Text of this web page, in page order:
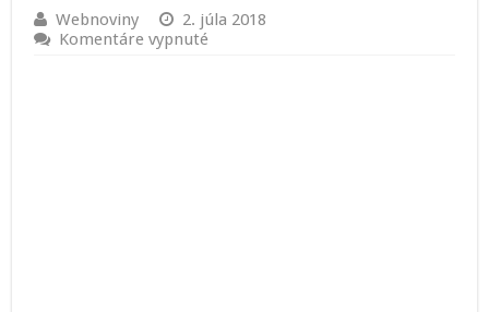
Webnoviny
2. júla 2018
Komentáre vypnuté